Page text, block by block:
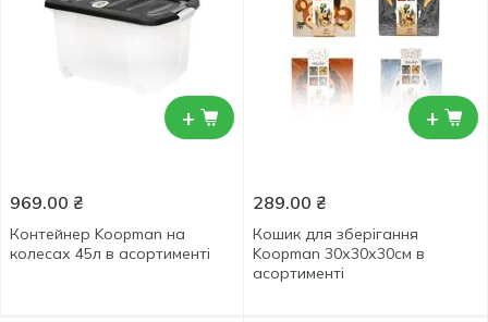
+
969.00 ₴
Контейнер Koopman на
колесах 45л в асортименті
+
289.00 ₴
Кошик для зберігання
Koopman 30х30х30см в
асортименті